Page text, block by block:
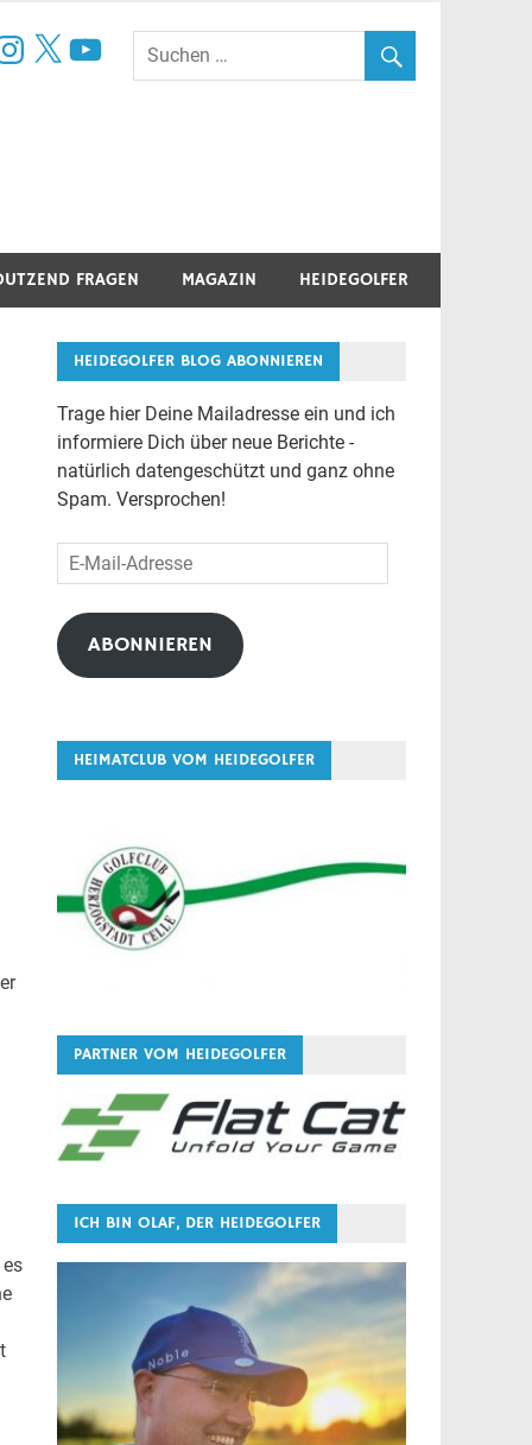
X YouTube
FRAGEN MAGAZIN HEIDEGOLFER
HEIDEGOLFER BLOG ABONNIEREN
Trage hier Deine Mailadresse ein und ich
informiere Dich über neue Berichte -
natürlich datengeschützt und ganz ohne
Spam. Versprochen!
E-
Mail-
Adresse
ABONNIEREN
HEIMATCLUB VOM HEIDEGOLFER
PARTNER VOM HEIDEGOLFER
ICH BIN OLAF, DER HEIDEGOLFER